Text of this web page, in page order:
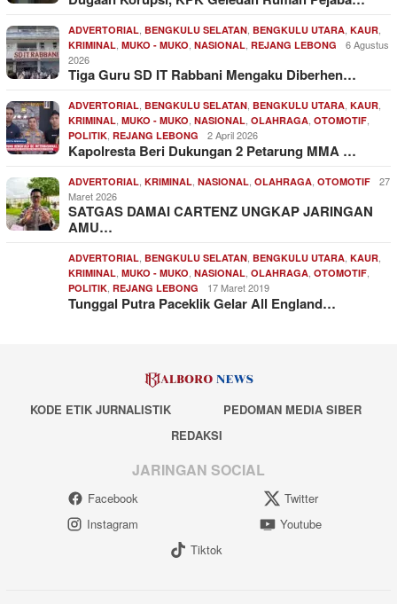
ADVERTORIAL BENGKULU SELATAN BENGKULU UTARA KAUR
KRIMINAL MUKO - MUKO NASIONAL REJANG LEBONG
6 Agustus
2026
Tiga Guru SD IT Rabbani Mengaku Diberhen…
ADVERTORIAL BENGKULU SELATAN BENGKULU UTARA KAUR
KRIMINAL MUKO - MUKO NASIONAL OLAHRAGA OTOMOTIF
POLITIK REJANG LEBONG 2 April 2026
Kapolresta Beri Dukungan 2 Petarung MMA …
ADVERTORIAL KRIMINAL NASIONAL OLAHRAGA OTOMOTIF
27
Maret 2026
SATGAS DAMAI CARTENZ UNGKAP JARINGAN
AMU…
ADVERTORIAL BENGKULU SELATAN BENGKULU UTARA KAUR
KRIMINAL MUKO - MUKO NASIONAL OLAHRAGA OTOMOTIF
POLITIK REJANG LEBONG 17 Maret 2019
Tunggal Putra Paceklik Gelar All England…
KODE ETIK JURNALISTIK
PEDOMAN MEDIA SIBER
REDAKSI
JARINGAN SOCIAL
Facebook
Twitter
Instagram
Youtube
Tiktok